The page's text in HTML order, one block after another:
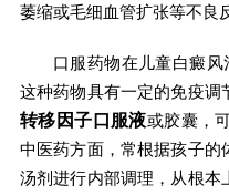
萎缩或毛细血管扩张等不良
口服药物在儿童白癜
这种药物具有一定的免疫调
转移因子口服液或胶囊，
中医药方面，常根据孩子的
汤剂进行内部调理，从根本